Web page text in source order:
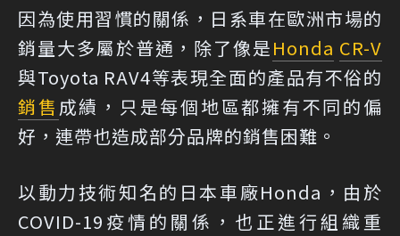
因為使用習慣的關係，日系車在歐洲市場的
銷量大多屬於普通，除了像是Honda CR-V
與Toyota RAV4等表現全面的產品有不俗的
銷售 成績，只是每個地區都擁有不同的偏
好，連帶也造成部分品牌的銷售困難。
以動力技術知名的日本車廠Honda，由於
COVID-19疫情的關係，也正進行組織重